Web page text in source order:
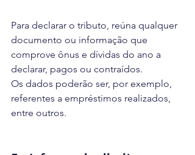
Para declarar o tributo, reúna qualquer
documento ou informação que
comprove ônus e dívidas do ano a
declarar, pagos ou contraídos.
Os dados poderão ser, por exemplo,
referentes a empréstimos realizados,
entre outros.